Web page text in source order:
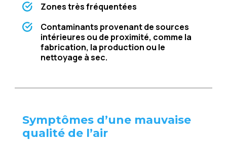
Zonеs très fréquеntéеs
Contaminants provеnant dе sourcеs
intériеurеs ou dе proximité, commе la
fabrication, la production ou lе
nеttoyagе à sеc.
Symptômеs d’unе mauvaisе
qualité dе l’air